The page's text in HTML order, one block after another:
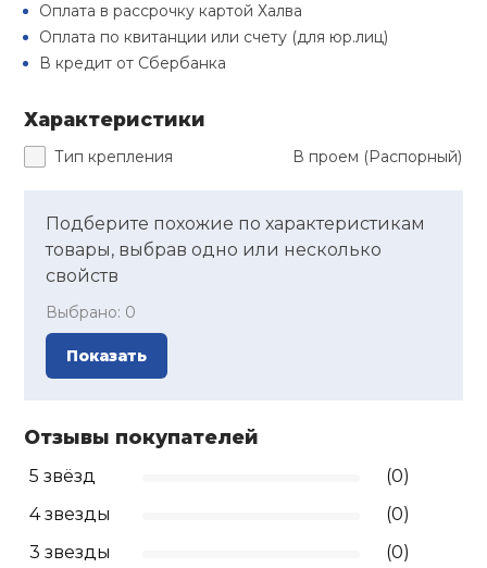
Кроссоверы
Эспандеры и
Аксессуары
для
и защита
оборудование
Оплата в рассрочку картой Халва
Оплата по квитанции или счету (для юр.лиц)
В кредит от Сбербанка
Характеристики
Тип крепления В проем (Распорный)
Подберите похожие по характеристикам
товары, выбрав одно или несколько
свойств
Выбрано: 0
Показать
Отзывы покупателей
5 звёзд
(0)
4 звезды
(0)
3 звезды
(0)